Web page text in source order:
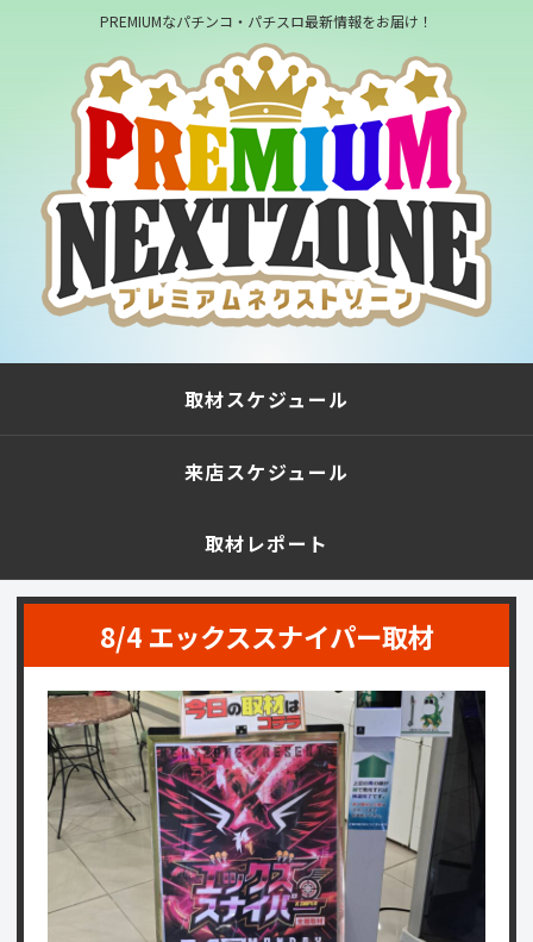
PREMIUMなパチンコ・パチスロ最新情報をお届け！
取材スケジュール
来店スケジュール
取材レポート
8/4 エックススナイパー取材